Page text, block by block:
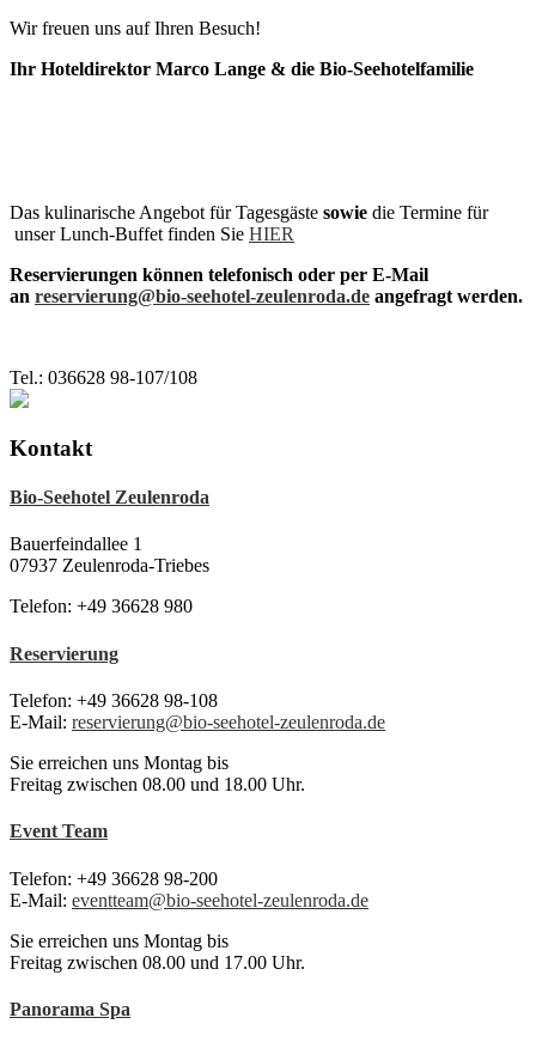
Wir freuen uns auf Ihren Besuch!
Ihr Hoteldirektor Marco Lange & die Bio-Seehotelfamilie
Das kulinarische Angebot für Tagesgäste sowie die Termine für
unser Lunch-Buffet finden Sie HIER
Reservierungen können telefonisch oder per E-Mail
an reservierung@bio-seehotel-zeulenroda.de angefragt werden.
Tel.: 036628 98-107/108
Kontakt
Bio-Seehotel Zeulenroda
Bauerfeindallee 1
07937 Zeulenroda-Triebes
Telefon: +49 36628 980
Reservierung
Telefon: +49 36628 98-108
E-Mail: reservierung@bio-seehotel-zeulenroda.de
Sie erreichen uns Montag bis
Freitag zwischen 08.00 und 18.00 Uhr.
Event Team
Telefon: +49 36628 98-200
E-Mail: eventteam@bio-seehotel-zeulenroda.de
Sie erreichen uns Montag bis
Freitag zwischen 08.00 und 17.00 Uhr.
Panorama Spa